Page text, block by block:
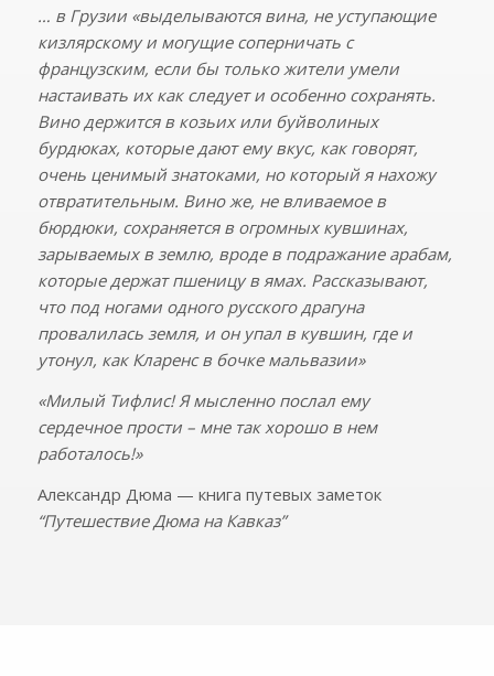
… в Грузии «выделываются вина, не уступающие
кизлярскому и могущие соперничать с
французским, если бы только жители умели
настаивать их как следует и особенно сохранять.
Вино держится в козьих или буйволиных
бурдюках, которые дают ему вкус, как говорят,
очень ценимый знатоками, но который я нахожу
отвратительным. Вино же, не вливаемое в
бюрдюки, сохраняется в огромных кувшинах,
зарываемых в землю, вроде в подражание арабам,
которые держат пшеницу в ямах. Рассказывают,
что под ногами одного русского драгуна
провалилась земля, и он упал в кувшин, где и
утонул, как Кларенс в бочке мальвазии»
«Милый Тифлис! Я мысленно послал ему
сердечное прости – мне так хорошо в нем
работалось!»
Александр Дюма — книга путевых заметок
“Путешествие Дюма на Кавказ”